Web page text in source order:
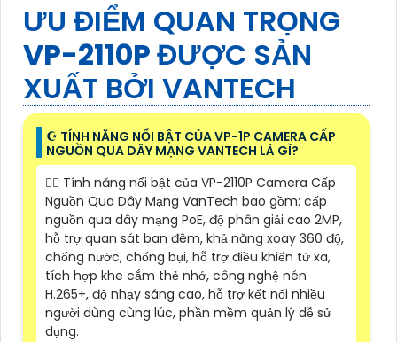
ƯU ĐIỂM QUAN TRỌNG
VP-2110PĐƯỢC SẢN
XUẤT BỞI VANTECH
☪ TÍNH NĂNG NỔI BẬT CỦA VP-1P CAMERA CẤP
NGUỒN QUA DÂY MẠNG VANTECH LÀ GÌ?
❤️‍💋‍ Tính năng nổi bật của VP-2110P Camera Cấp
Nguồn Qua Dây Mạng VanTech bao gồm: cấp
nguồn qua dây mạng PoE, độ phân giải cao 2MP,
hỗ trợ quan sát ban đêm, khả năng xoay 360 độ,
chống nước, chống bụi, hỗ trợ điều khiển từ xa,
tích hợp khe cắm thẻ nhớ, công nghệ nén
H.265+, độ nhạy sáng cao, hỗ trợ kết nối nhiều
người dùng cùng lúc, phần mềm quản lý dễ sử
dụng.